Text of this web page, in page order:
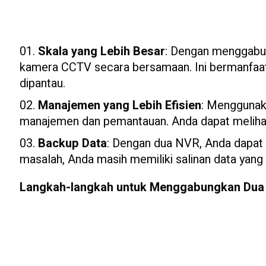
Skala yang Lebih Besar: Dengan
kamera CCTV secara bersamaan. Ini
dipantau.
Manajemen yang Lebih Efisien:
manajemen dan pemantauan. Anda dapat
Backup Data: Dengan dua NVR, Anda
masalah, Anda masih memiliki salinan data yang
Langkah-langkah untuk Menggabungkan